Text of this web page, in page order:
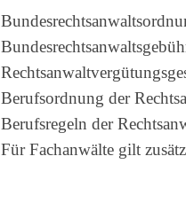
Berufsordnung der
Berufsregeln der
Für Fachanwälte gilt